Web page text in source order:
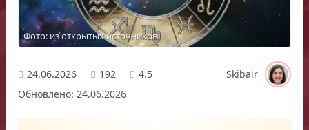
Фото: из открытых источников
24.06.2026 192 4.5
Skibair
Обновлено: 24.06.2026